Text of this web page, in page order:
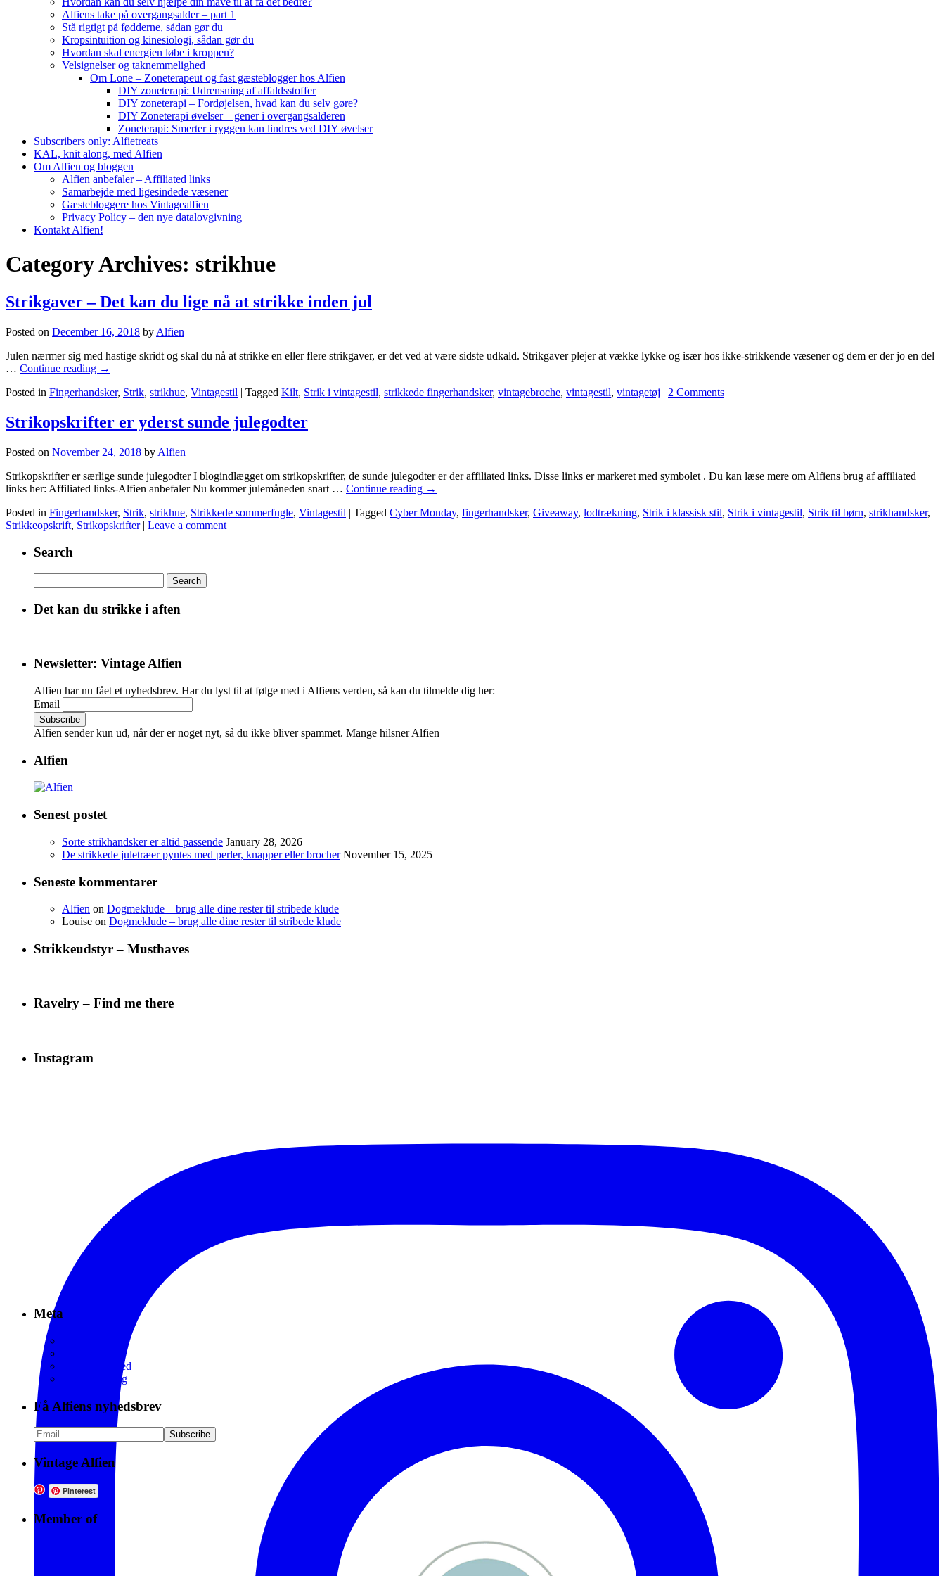
Alfiens take på overgangsalder – part 1
Stå rigtigt på fødderne, sådan gør du
Kropsintuition og kinesiologi, sådan gør du
Hvordan skal energien løbe i kroppen?
Velsignelser og taknemmelighed
Om Lone – Zoneterapeut og fast gæsteblogger hos Alfien
DIY zoneterapi: Udrensning af affaldsstoffer
DIY zoneterapi – Fordøjelsen, hvad kan du selv gøre?
DIY Zoneterapi øvelser – gener i overgangsalderen
Zoneterapi: Smerter i ryggen kan lindres ved DIY øvelser
Subscribers only: Alfietreats
KAL, knit along, med Alfien
Om Alfien og bloggen
Alfien anbefaler – Affiliated links
Samarbejde med ligesindede væsener
Gæstebloggere hos Vintagealfien
Privacy Policy – den nye datalovgivning
Kontakt Alfien!
Category Archives: strikhue
Strikgaver – Det kan du lige nå at strikke inden jul
Posted on December 16, 2018 by Alfien
Julen nærmer sig med hastige skridt og skal du nå at strikke en eller flere strikgaver, er det ved at være sidste udkald. Strikgaver plejer at vække lykke og især hos ikke-strikkende væsener og dem er der jo en del
… Continue reading →
Posted in Fingerhandsker, Strik, strikhue, Vintagestil | Tagged Kilt, Strik i vintagestil, strikkede fingerhandsker, vintagebroche, vintagestil, vintagetøj | 2 Comments
Strikopskrifter er yderst sunde julegodter
Posted on November 24, 2018 by Alfien
Strikopskrifter er særlige sunde julegodter I blogindlægget om strikopskrifter, de sunde julegodter er der affiliated links. Disse links er markeret med symbolet . Du kan læse mere om Alfiens brug af affiliated
links her: Affiliated links-Alfien anbefaler Nu kommer julemåneden snart … Continue reading →
Posted in Fingerhandsker, Strik, strikhue, Strikkede sommerfugle, Vintagestil | Tagged Cyber Monday, fingerhandsker, Giveaway, lodtrækning, Strik i klassisk stil, Strik i vintagestil, Strik til børn, strikhandsker,
Strikkeopskrift, Strikopskrifter | Leave a comment
Search
for:
Det kan du strikke i aften
Newsletter: Vintage Alfien
Alfien har nu fået et nyhedsbrev. Har du lyst til at følge med i Alfiens verden, så kan du tilmelde dig her:
Email
Alfien sender kun ud, når der er noget nyt, så du ikke bliver spammet. Mange hilsner Alfien
Alfien
Senest postet
Sorte strikhandsker er altid passende January 28, 2026
De strikkede juletræer pyntes med perler, knapper eller brocher November 15, 2025
Seneste kommentarer
Alfien on Dogmeklude – brug alle dine rester til stribede klude
Louise on Dogmeklude – brug alle dine rester til stribede klude
Strikkeudstyr – Musthaves
Ravelry – Find me there
Instagram
Meta
Comments feed
WordPress.org
Få Alfiens nyhedsbrev
Vintage Alfien
Pinterest
Member of